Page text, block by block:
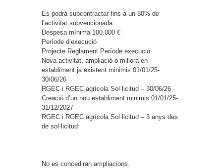
Es podrà subcontractar fins a un 80% de
l’activitat subvencionada.
Despesa mínima 100.000 €
Període d’execució
Projecte Reglament Període execució
Nova activitat, ampliació o millora en
establiment ja existent minimis 01/01/25-
30/06/26
RGEC i RGEC agrícola Sol·licitud – 30/06/26
Creació d’un nou establiment minimis 01/01/25-
31/12/2027
RGEC i RGEC agrícola Sol·licitud – 3 anys des
de sol·licitud
No es concediran ampliacions.